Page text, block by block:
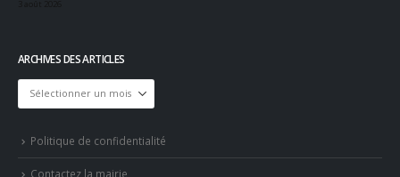
ARCHIVES DES ARTICLES
Archives
des
Politique de confidentialité
Contactez la mairie